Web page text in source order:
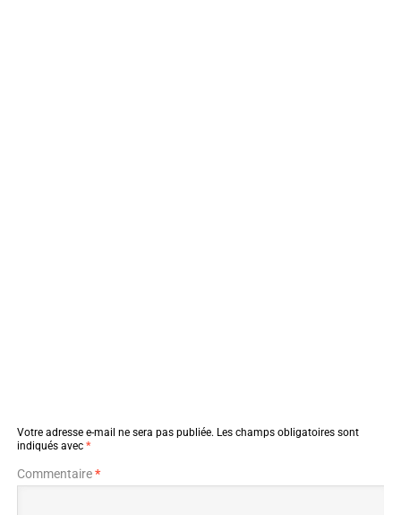
Votre adresse e-mail ne sera pas publiée. Les champs obligatoires sont
indiqués avec *
Commentaire*